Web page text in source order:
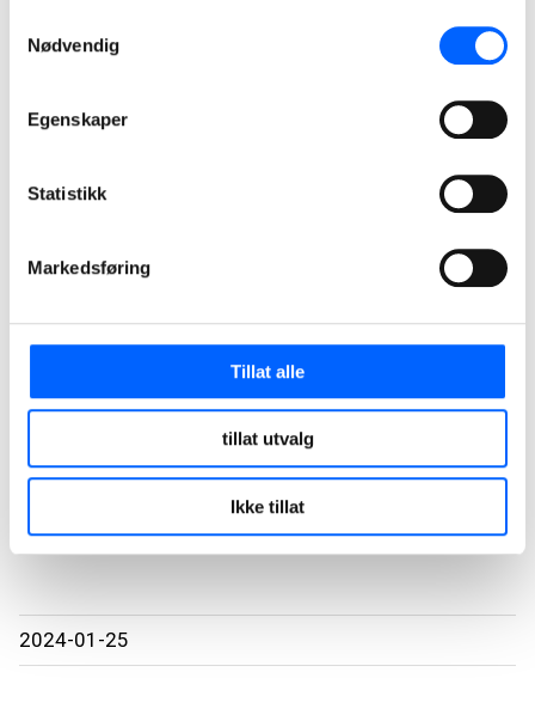
Nødvendig
Egenskaper
Statistikk
Markedsføring
Tillat alle
tillat utvalg
Ikke tillat
Kayleigh Smith
Leder for Miljø og Bærekraft, NCC Infrastructure
+47 970 50 162
2024-01-25